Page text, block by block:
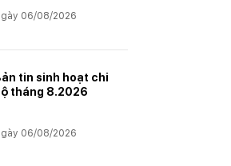
án Kali
06/08/2026
tin sinh hoạt chi
tháng 8.2026
06/08/2026